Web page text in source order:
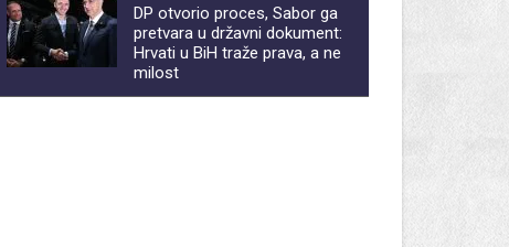
DP otvorio proces, Sabor ga
pretvara u državni dokument:
Hrvati u BiH traže prava, a ne
milost